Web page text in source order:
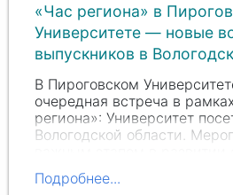
«Час региона» в
Университете — новые
выпускников в
В Пироговском
очередная встреча в
региона»: Университет
Вологодской области.
перед студентами…
Подробнее...